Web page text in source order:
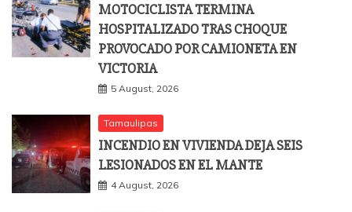
MOTOCICLISTA TERMINA
HOSPITALIZADO TRAS CHOQUE
PROVOCADO POR CAMIONETA EN
VICTORIA
5 August, 2026
Tamaulipas
INCENDIO EN VIVIENDA DEJA SEIS
LESIONADOS EN EL MANTE
4 August, 2026